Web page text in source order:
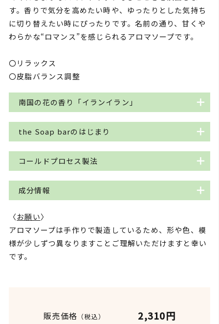
す。香りで気分を高めたい時や、ゆったりとした気持ち
に切り替えたい時にぴったりです。名前の通り、甘くや
わらかな“ロマンス”を感じられるアロマソープです。
〇リラックス
〇皮脂バランス調整
南国の花の香り「イランイラン」
ラン」。芳醇なフラワー調のエキゾチックな香り
で、東南アジアなどの熱帯原産の植物。皮脂バラン
ス調整に優れ、ホルモンバランスの乱れからくるフ
ェイスラインのニキビのケアにもおすすめ。心身が
疲れたときに深いリラックスをもたらし、喜びを思
方、自分の感情を抑えて周りに合わせてしまう方、
気持ちが沈みがちな日や生理前の揺らぎにおすすめ
の精油。
the Soap barのはじまり
オーストラリア発のザ・ソープバーは、ブティック
スタイルでナチュラルボディケア製品の製造と販売
をしています。オーナーのマーガレットさんが、旦
那さんの皮膚トラブルを治したい想いで作ったアロ
してから現在も、自然で持続可能な原料を使用し、
環境に優しい製法で健康と幸福感を高める手作りア
ロマソープを作り出しています。皮膚を体の中で最
大の臓器として捉え、肌につけるものの重要性を謳
なめらかに導き、自然界から得られたミネラル成分
コールドプロセス製法
低温で約1か月かけてじっくり作る製法です。熱を
加えないため、油脂の劣化を防ぎ植物素材の良質な
成分を守ります。製造過程で、副産物として天然の
保湿成分であるグリセリンが生まれ、保湿成分が豊
富なアロマソープとなっています。
成分情報
品名
〈お願い〉
アロマソープは手作りで製造しているため、形や色、模
様が少しずつ異なりますことご理解いただけますと幸い
です。
販売価格 （税込） 2,310円